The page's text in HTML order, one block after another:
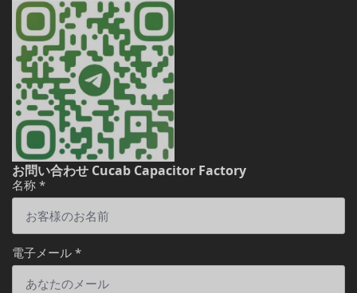
お問い合わせ Cucab Capacitor Factory
名称 *
電子メール *